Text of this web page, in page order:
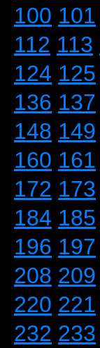
100 101
112 113
124 125
136 137
148 149
160 161
172 173
184 185
196 197
208 209
220 221
232 233